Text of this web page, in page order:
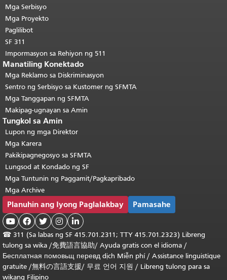
pahinang ito ay nauulit sa bawat
pahina.Bumalik sa tuktok ng
pangunahing nilalaman
Mga Serbisyo
Mga Proyekto
Paglilibot
SF 311
Impormasyon sa Rehiyon ng 511
Manatiling Konektado
Mga Reklamo sa Diskriminasyon
Sentro ng Serbisyo sa Kustomer ng SFMTA
Mga Tanggapan ng SFMTA
Makipag-ugnayan sa Amin
Tungkol sa Amin
Lupon ng mga Direktor
Mga Karera
Pakikipagnegosyo sa SFMTA
Lungsod at Kondado ng SF
Mga Tuntunin ng Paggamit/Pagkapribado
Mga Archive
Planuhin ang Iyong Paglalakbay Pamasahe
    
☎ 311 (Sa labas ng SF 415.701.2311; TTY 415.701.2323) Libreng
tulong sa wika /免費語言協助/ Ayuda gratis con el idioma /
Бесплатная помовьщ перевд dịch Miễn phí/ Assistance linguistique
gratuite /無料の言語支援/ 무료 언어 지원 / Libreng tulong para sa
wikang Filipino